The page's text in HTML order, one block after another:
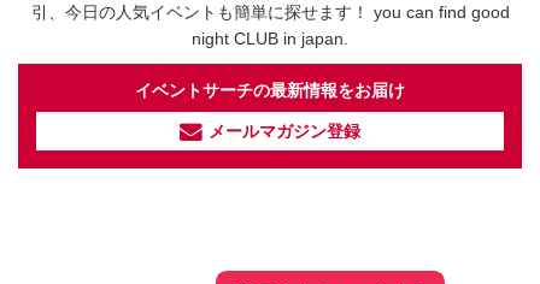
引、今日の人気イベントも簡単に探せます！ you can find good
night CLUB in japan.
イベントサーチの最新情報をお届け
メールマガジン登録